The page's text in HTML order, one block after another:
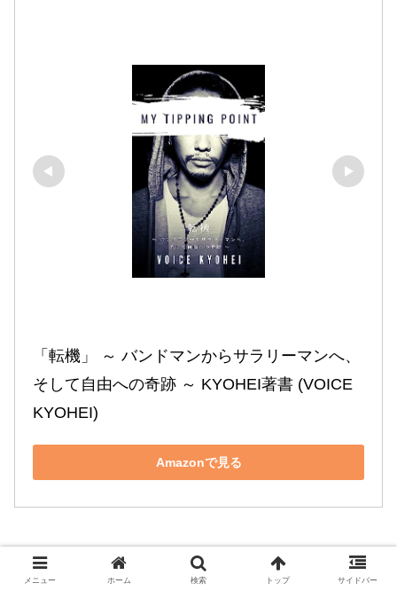
「転機」 ～ バンドマンからサラリーマンへ、
そして自由への奇跡 ～ KYOHEI著書 (VOICE
KYOHEI)
Amazonで見る
メニュー ホーム 検索 トップ サイドバー